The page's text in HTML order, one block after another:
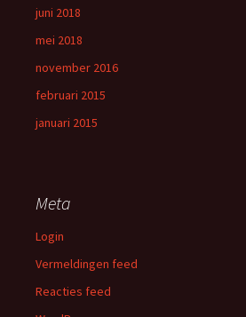
juni 2018
mei 2018
november 2016
februari 2015
januari 2015
Meta
Login
Vermeldingen feed
Reacties feed